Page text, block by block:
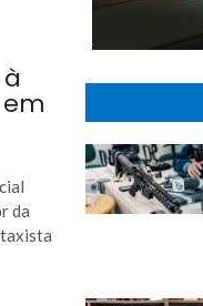
da
taxista